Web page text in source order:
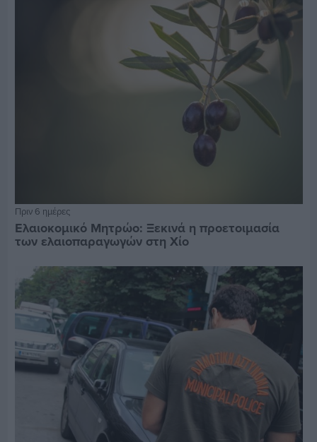
Πριν 6 ημέρες
Ελαιοκομικό Μητρώο: Ξεκινά η προετοιμασία
των ελαιοπαραγωγών στη Χίο